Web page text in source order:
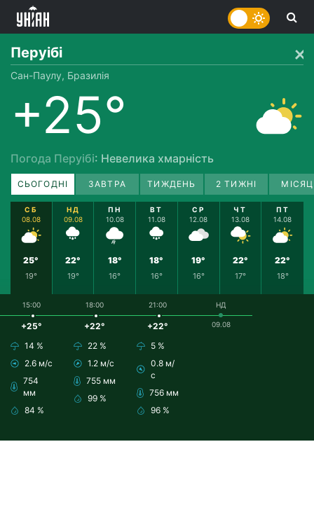
Перуібі
Сан-Паулу, Бразилія
+25°
Погода Перуібі: Невелика хмарність
СЬОГОДНІ ЗАВТРА ТИЖДЕНЬ 2 ТИЖНІ
СБ
08.08
25°
19°
НД
09.08
22°
19°
ПН
10.08
18°
16°
ВТ
11.08
18°
16°
СР
12.08
19°
16°
ЧТ
13.08
22°
17°
ПТ
14.08
22°
18°
15:00
+25°
14 %
2.6 м/с
754
мм
84 %
18:00
+22°
22 %
1.2 м/с
755 мм
99 %
21:00
+22°
5 %
0.8 м/
с
756 мм
96 %
НД
09.08